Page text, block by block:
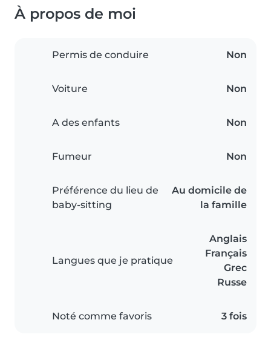
À propos de moi
Permis de conduire Non
Voiture Non
A des enfants Non
Fumeur Non
Préférence du lieu de
baby-sitting
Au domicile de
la famille
Langues que je pratique
Anglais
Français
Grec
Russe
Noté comme favoris 3 fois